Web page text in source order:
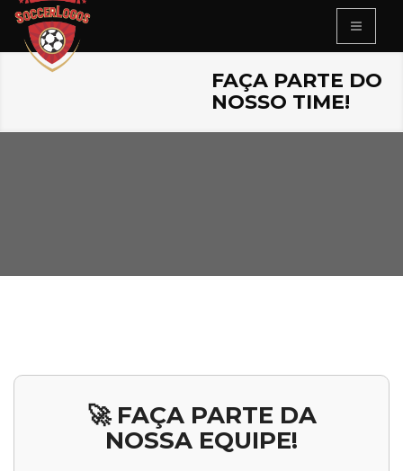
FAÇA PARTE DO
NOSSO TIME!
🚀 FAÇA PARTE DA
NOSSA EQUIPE!